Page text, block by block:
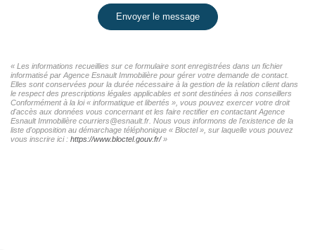
Envoyer le message
« Les informations recueillies sur ce formulaire sont enregistrées dans un fichier
informatisé par Agence Esnault Immobilière pour gérer votre demande de contact.
Elles sont conservées pour la durée nécessaire à la gestion de la relation client dans
le respect des prescriptions légales applicables et sont destinées à nos conseillers
Conformément à la loi « informatique et libertés », vous pouvez exercer votre droit
d'accès aux données vous concernant et les faire rectifier en contactant Agence
Esnault Immobilière courriers@esnault.fr. Nous vous informons de l'existence de la
liste d'opposition au démarchage téléphonique « Bloctel », sur laquelle vous pouvez
vous inscrire ici : https://www.bloctel.gouv.fr/»